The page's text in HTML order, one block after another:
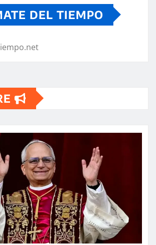
DEL TIEMPO